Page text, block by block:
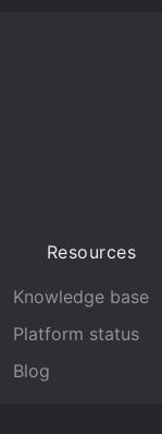
Resources
Knowledge base
Platform status
Blog